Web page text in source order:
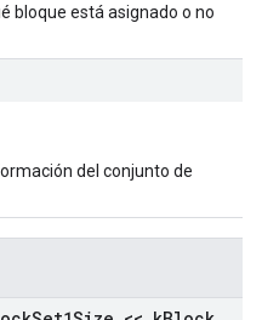
bloque está asignado o no
del conjunto de